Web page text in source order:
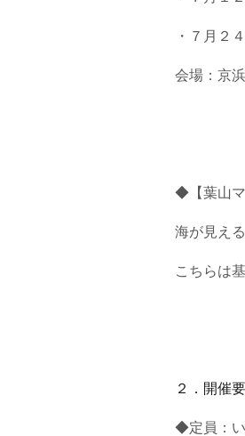
・７月２
会場：京
◆【葉山マ
海が見え
こちらは
２．開催
◆定員：